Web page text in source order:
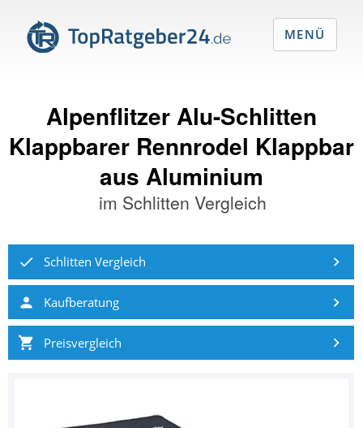
Alpenflitzer Alu-Schlitten
Klappbarer Rennrodel Klappbar
aus Aluminium
im Schlitten Vergleich
Schlitten Vergleich
Kaufberatung
Preisvergleich
MENÜ